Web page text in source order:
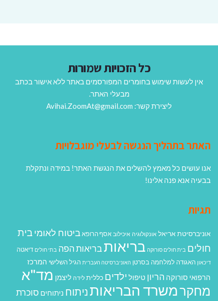
כל הזכויות שמורות
אין לעשות שימוש בחומרים המפורסמים באתר ללא אישור בכתב
מבעלי האתר.
ליצירת קשר: Avihai.ZoomAt@gmail.com
האתר בתהליך הנגשה לבעלי מוגבלויות
אנו עושים כל מאמץ להשלים את הנגשת האתר! במידה ונתקלת
בבעיה אנא פנה אלינו!
תגיות
אוניברסיטת אריאל אונקולוגיה איכילוב אסף הרופא ביטוח לאומיבית
חולים בית חולים סורוקה בריאות בריאות הפה בתי חולים דיאטה
דיכאון האגודה למלחמה בסרטן האוניברסיטה העברית הגיל השלישי המרכז
הרפואי סורוקה הריון טיפול ילדים כללית לידה ליצמן מד"א
מחקרמשרד הבריאות ניתוח ניתוחים סוכרת